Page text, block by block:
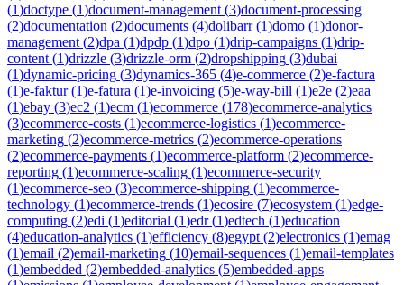
(1)doctype (1)document-management (3)document-processing
(2)documentation (2)documents (4)dolibarr(1)domo (1)donor-
management (2)dpa (1)dpdp (1)dpo (1)drip-campaigns (1)drip-
content (1)drizzle (3)drizzle-orm (2)dropshipping (3)dubai
(1)dynamic-pricing (3)dynamics-365 (4)e-commerce (2)e-factura
(1)e-faktur(1)e-fatura (1)e-invoicing (5)e-way-bill (1)e2e (2)eaa
(1)ebay (3)ec2 (1)ecm (1)ecommerce (178)ecommerce-analytics
(3)ecommerce-costs (1)ecommerce-logistics (1)ecommerce-
marketing (2)ecommerce-metrics (2)ecommerce-operations
(2)ecommerce-payments (1)ecommerce-platform (2)ecommerce-
reporting (1)ecommerce-scaling (1)ecommerce-security
(1)ecommerce-seo (3)ecommerce-shipping (1)ecommerce-
technology (1)ecommerce-trends (1)ecosire (7)ecosystem (1)edge-
computing (2)edi (1)editorial (1)edr(1)edtech (1)education
(4)education-analytics (1)efficiency (8)egypt (2)electronics (1)emag
(1)email (2)email-marketing (10)email-sequences (1)email-templates
(1)embedded (2)embedded-analytics (5)embedded-apps